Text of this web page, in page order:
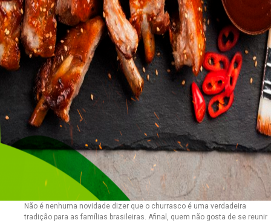
Não é nenhuma novidade dizer que o churrasco é uma verdadeira
tradição para as famílias brasileiras. Afinal, quem não gosta de se reunir